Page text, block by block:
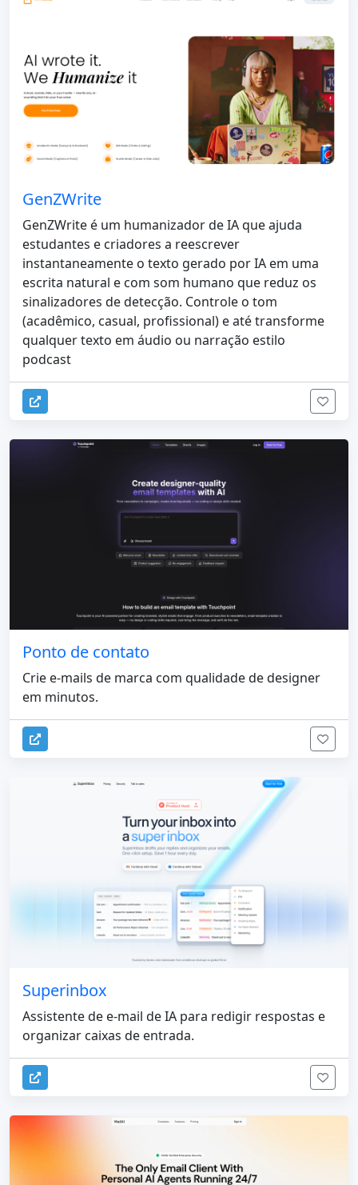
GenZWrite
GenZWrite é um humanizador de IA que ajuda
estudantes e criadores a reescrever
instantaneamente o texto gerado por IA em uma
escrita natural e com som humano que reduz os
sinalizadores de detecção. Controle o tom
(acadêmico, casual, profissional) e até transforme
qualquer texto em áudio ou narração estilo
podcast
Ponto de contato
Crie e-mails de marca com qualidade de designer
em minutos.
Superinbox
Assistente de e-mail de IA para redigir respostas e
organizar caixas de entrada.